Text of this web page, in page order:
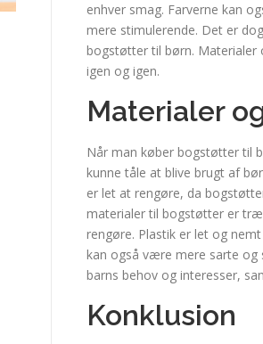
enhver smag. Farverne kan
mere stimulerende. Det er
bogstøtter til børn. Materialer
igen og igen.
Materialer
Når man køber bogstøtter til
kunne tåle at blive brugt af
er let at rengøre, da
materialer til bogstøtter er
rengøre. Plastik er let og
kan også være mere sarte
barns behov og interesser,
Konklusion